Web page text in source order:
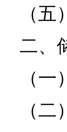
（
二、
（
（